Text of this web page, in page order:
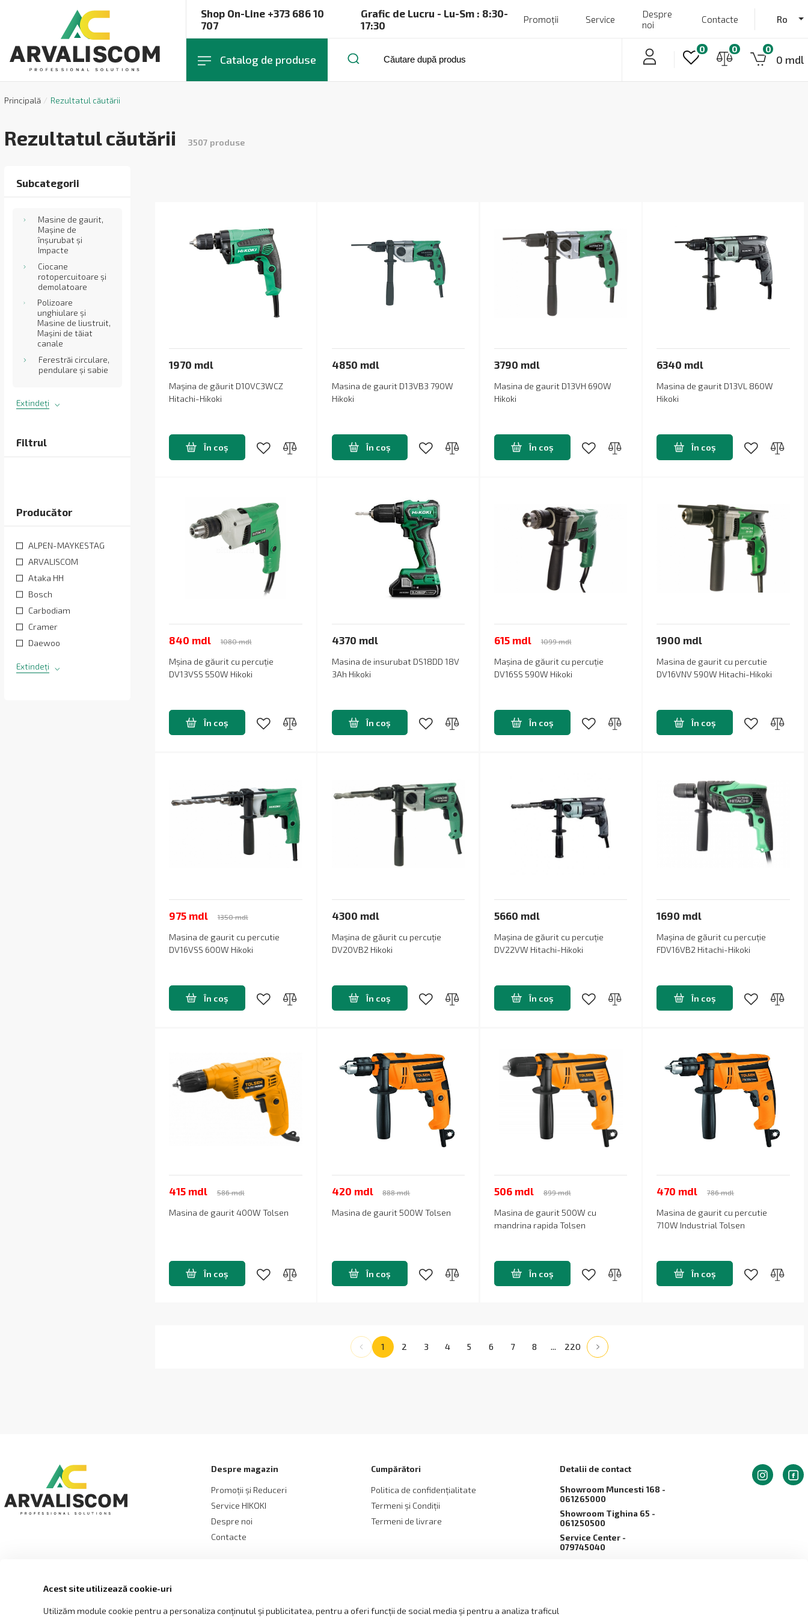
Shop On-Line +373 686 10
707
Grafic de Lucru - Lu-Sm : 8:30-
17:30
Promoții Service
Despre
noi
Contacte Ro
Catalog de produse
0 0 0
0 mdl
Principală Rezultatul căutării
Rezultatul căutării 3507 produse
Subcategorii
Masine de gaurit,
Mașine de
înșurubat și
Impacte
Ciocane
rotopercuitoare și
demolatoare
Polizoare
unghiulare și
Masine de liustruit,
Mașini de tăiat
canale
Ferestrăi circulare,
pendulare și sabie
Extindeți
Filtrul
Producător
ALPEN-MAYKESTAG
ARVALISCOM
Ataka HH
Bosch
Carbodiam
Cramer
Daewoo
Extindeți
1970 mdl
Mașina de găurit D10VC3WCZ
Hitachi-Hikoki
În coș
4850 mdl
Masina de gaurit D13VB3 790W
Hikoki
În coș
3790 mdl
Masina de gaurit D13VH 690W
Hikoki
În coș
6340 mdl
Masina de gaurit D13VL 860W
Hikoki
În coș
840 mdl 1080 mdl
Mșina de găurit cu percuție
DV13VSS 550W Hikoki
În coș
4370 mdl
Masina de insurubat DS18DD 18V
3Ah Hikoki
În coș
615 mdl 1099 mdl
Mașina de găurit cu percuție
DV16SS 590W Hikoki
În coș
1900 mdl
Masina de gaurit cu percutie
DV16VNV 590W Hitachi-Hikoki
În coș
975 mdl 1350 mdl
Masina de gaurit cu percutie
DV16VSS 600W Hikoki
În coș
4300 mdl
Mașina de găurit cu percuție
DV20VB2 Hikoki
În coș
5660 mdl
Mașina de găurit cu percuție
DV22VW Hitachi-Hikoki
În coș
1690 mdl
Mașina de găurit cu percuție
FDV16VB2 Hitachi-Hikoki
În coș
415 mdl 586 mdl
Masina de gaurit 400W Tolsen
În coș
420 mdl 888 mdl
Masina de gaurit 500W Tolsen
În coș
506 mdl 899 mdl
Masina de gaurit 500W cu
mandrina rapida Tolsen
În coș
470 mdl 786 mdl
Masina de gaurit cu percutie
710W Industrial Tolsen
În coș
1 2 3 4 5 6 7 8 9 10 11
... 220
Despre magazin
Promoții și Reduceri
Service HIKOKI
Despre noi
Contacte
Cumpărători
Politica de confidențialitate
Termeni și Сondiții
Termeni de livrare
Detalii de contact
Showroom Muncesti 168 -
061265000
Showroom Tighina 65 -
061250500
Service Сenter -
079745040
Acest site utilizează cookie-uri
Utilizăm module cookie pentru a personaliza conținutul și publicitatea, pentru a oferi funcții de social media și pentru a analiza traficul